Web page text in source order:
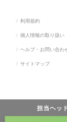
担当ヘッ
利用規約
個人情報の取り扱い
ヘルプ・お問い合わ
サイトマップ